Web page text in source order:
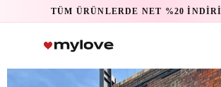
TÜM ÜRÜNLERDE NET %20